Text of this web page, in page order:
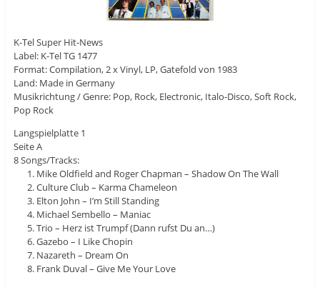
K-Tel Super Hit-News
Label: K-Tel TG 1477
Format: Compilation, 2 x Vinyl, LP, Gatefold von 1983
Land: Made in Germany
Musikrichtung / Genre: Pop, Rock, Electronic, Italo-Disco, Soft Rock,
Pop Rock
Langspielplatte 1
Seite A
8 Songs/Tracks:
Mike Oldfield and Roger Chapman – Shadow On The Wall
Culture Club – Karma Chameleon
Elton John – I’m Still Standing
Michael Sembello – Maniac
Trio – Herz ist Trumpf (Dann rufst Du an…)
Gazebo – I Like Chopin
Nazareth – Dream On
Frank Duval – Give Me Your Love